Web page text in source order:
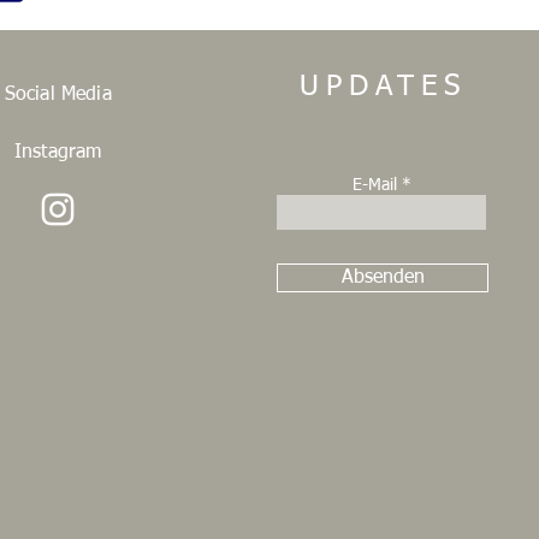
Social Media
Instagram
UPDATES
E-Mail
Absenden